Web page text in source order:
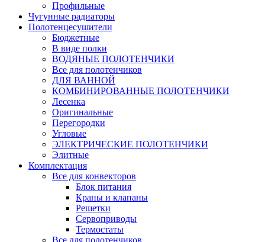
Профильные
Чугунные радиаторы
Полотенцесушители
Бюджетные
В виде полки
ВОДЯНЫЕ ПОЛОТЕНЧИКИ
Все для полотенчиков
ДЛЯ ВАННОЙ
КОМБИНИРОВАННЫЕ ПОЛОТЕНЧИКИ
Лесенка
Оригинальные
Перегородки
Угловые
ЭЛЕКТРИЧЕСКИЕ ПОЛОТЕНЧИКИ
Элитные
Комплектация
Все для конвекторов
Блок питания
Краны и клапаны
Решетки
Сервоприводы
Термостаты
Все для полотенчиков